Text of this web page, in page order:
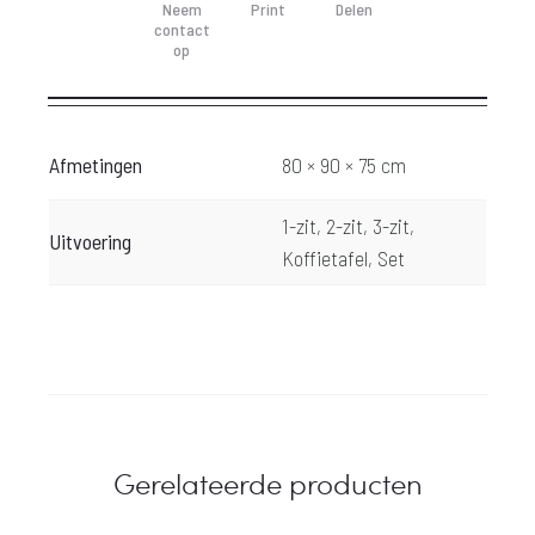
Neem
contact
op
Print Delen
Afmetingen 80 × 90 × 75 cm
Uitvoering
1-zit, 2-zit, 3-zit,
Koffietafel, Set
Gerelateerde producten